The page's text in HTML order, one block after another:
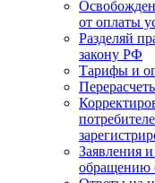
от оплаты
Разделяй
закону РФ
Тарифы и
Заявления
обращению